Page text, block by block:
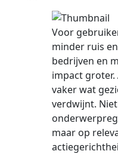
Voor
minder ruis
bedrijven en
impact groter.
vaker wat
verdwijnt.
maar op